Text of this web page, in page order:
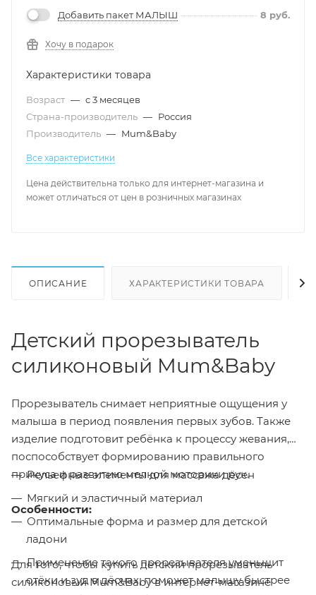
Добавить пакет МАЛЫШ 8 руб.
Хочу в подарок
Характеристики товара
Возраст — с 3 месяцев
Страна-производитель — Россия
Производитель — Mum&Baby
Все характеристики
Цена действительна только для интернет-магазина и
может отличаться от цен в розничных магазинах
ОПИСАНИЕ ХАРАКТЕРИСТИКИ ТОВАРА
Детский прорезыватель
силиконовый Mum&Baby
Прорезыватель снимает неприятные ощущения у
малыша в период появления первых зубов. Также
изделие подготовит ребёнка к процессу жевания,
поспособствует формированию правильного
прикуса и развитию мелкой моторики рук.
Особенности:
Рельефные элементы для массажа дёсен
Мягкий и эластичный материал
Оптимальные форма и размер для детской
ладони
Применение такого прорезывателя уменьшит
отёки и зуд в дёснах, поможет малышу быстрее
Для того, чтобы купить детский прорезыватель
силиконовый Mum&Baby в интернет-магазине